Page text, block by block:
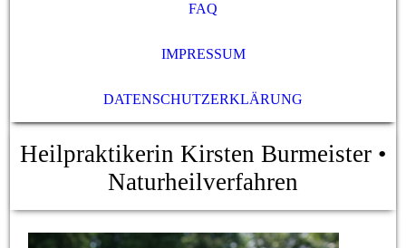
FAQ
IMPRESSUM
DATENSCHUTZ­ERKLÄRUNG
Heilpraktikerin Kirsten Burmeister •
Naturheilverfahren